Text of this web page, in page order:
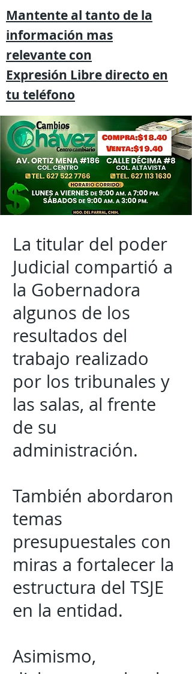
Mantente al tanto de la
información mas
relevante con
Expresión Libre directo en
tu teléfono
La titular del poder
Judicial compartió a
la Gobernadora
algunos de los
resultados del
trabajo realizado
por los tribunales y
las salas, al frente
de su
administración.
También abordaron
temas
presupuestales con
miras a fortalecer la
estructura del TSJE
en la entidad.
Asimismo,